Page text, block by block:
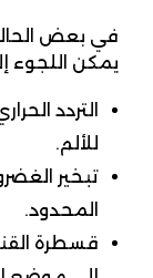
في بعض
يمكن اللجوء
التردد
للألم.
تبخير
المحدود.
قسطرة